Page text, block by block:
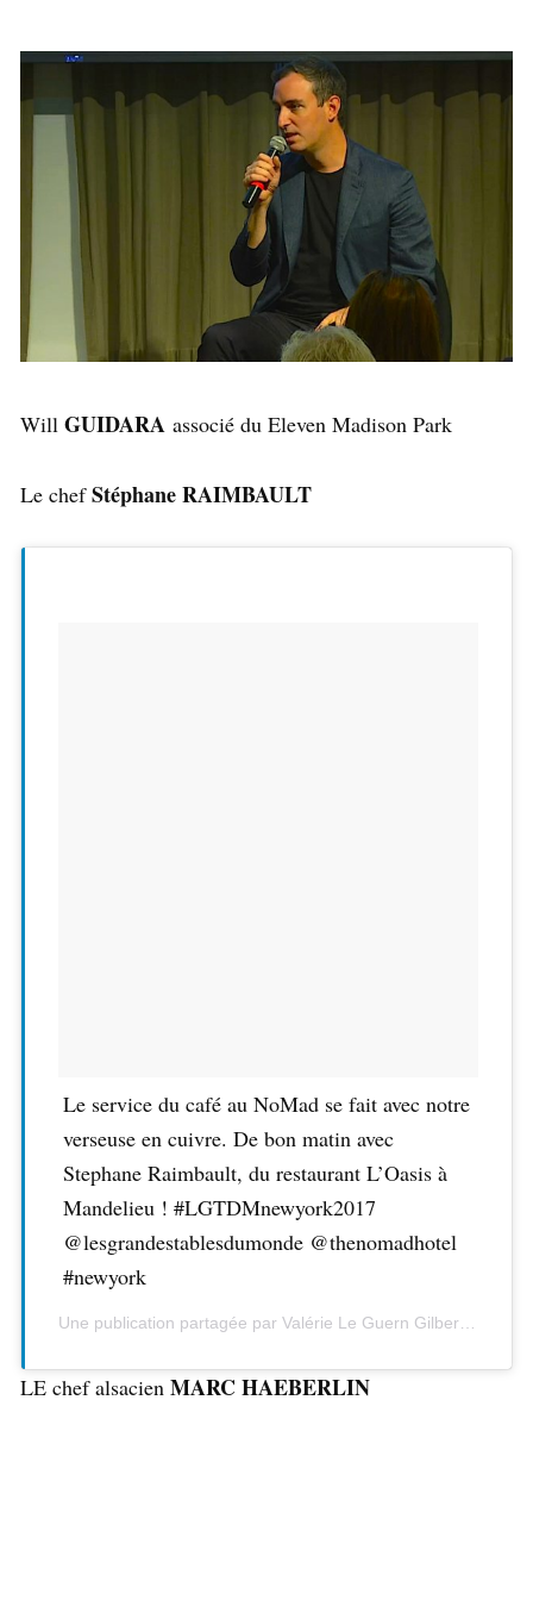
Will GUIDARA associé du Eleven Madison Park
Le chefStéphane RAIMBAULT
Le service du café au NoMad se fait avec notre
verseuse en cuivre. De bon matin avec
Stephane Raimbault, du restaurant L’Oasis à
Mandelieu ! #LGTDMnewyork2017
@lesgrandestablesdumonde @thenomadhotel
#newyork
Une publication partagée par Valérie Le Guern Gilbert (@valerie_leguern_gilbert) le
LE chef alsacien MARC HAEBERLIN